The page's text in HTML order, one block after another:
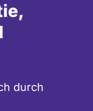
durch